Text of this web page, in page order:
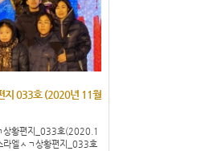
지 033호 (2020년 11월
황편지_033호(2020.1
엘ㅅㄱ상황편지_033호